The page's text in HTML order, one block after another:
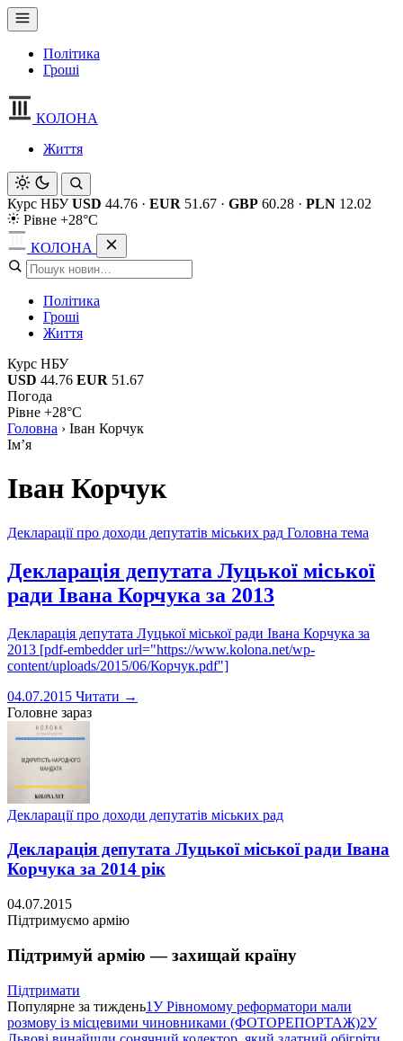
Політика
Гроші
КОЛОНА
Життя
Курс НБУ USD 44.76 · EUR 51.67 · GBP 60.28 · PLN 12.02
Рівне +28°C
КОЛОНА
Політика
Гроші
Життя
Курс НБУ
USD 44.76 EUR 51.67
Погода
Рівне +28°C
Головна › Іван Корчук
Імʼя
Іван Корчук
Декларації про доходи депутатів міських рад Головна тема
Декларація депутата Луцької міської
ради Івана Корчука за 2013
Декларація депутата Луцької міської ради Івана Корчука за
2013 [pdf-embedder url="https://www.kolona.net/wp-
content/uploads/2015/06/Корчук.pdf"]
04.07.2015 Читати →
Головне зараз
Декларації про доходи депутатів міських рад
Декларація депутата Луцької міської ради Івана
Корчука за 2014 рік
04.07.2015
Підтримуємо армію
Підтримуй армію — захищай країну
Підтримати
Популярне за тиждень1У Рівномому реформатори мали
розмову із місцевими чиновниками (ФОТОРЕПОРТАЖ)2У